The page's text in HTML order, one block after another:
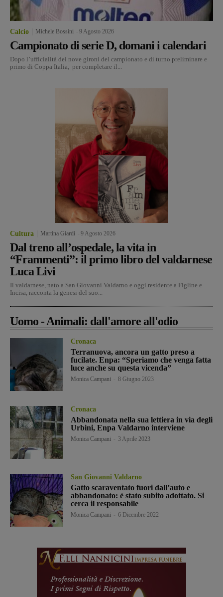
Calcio Michele Bossini 9 Agosto 2026
Campionato di serie D, domani i calendari
Dopo l’ufficialità dei nove gironi del campionato e di turno preliminare e
primo di Coppa Italia, per completare il...
Cultura Martina Giardi 9 Agosto 2026
Dal treno all’ospedale, la vita in
“Frammenti”: il primo libro del valdarnese
Luca Livi
Il valdarnese, nato a San Giovanni Valdarno e oggi residente a Figline e
Incisa, racconta la genesi del suo...
Uomo - Animali: dall'amore all'odio
Cronaca
Terranuova, ancora un gatto preso a
fucilate. Enpa: “Speriamo che venga fatta
luce anche su questa vicenda”
Monica Campani 8 Giugno 2023
Cronaca
Abbandonata nella sua lettiera in via degli
Urbini, Enpa Valdarno interviene
Monica Campani 3 Aprile 2023
San Giovanni Valdarno
Gatto scaraventato fuori dall’auto e
abbandonato: è stato subito adottato. Si
cerca il responsabile
Monica Campani 6 Dicembre 2022